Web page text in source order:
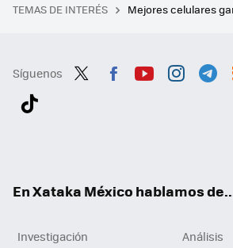
TEMAS DE INTERÉS Mejores celulares
Síguenos
En Xataka México hablamos
Investigación
Análisis